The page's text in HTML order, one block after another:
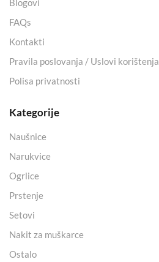
Blogovi
FAQs
Kontakti
Pravila poslovanja / Uslovi korištenja
Polisa privatnosti
Kategorije
Naušnice
Narukvice
Ogrlice
Prstenje
Setovi
Nakit za muškarce
Ostalo